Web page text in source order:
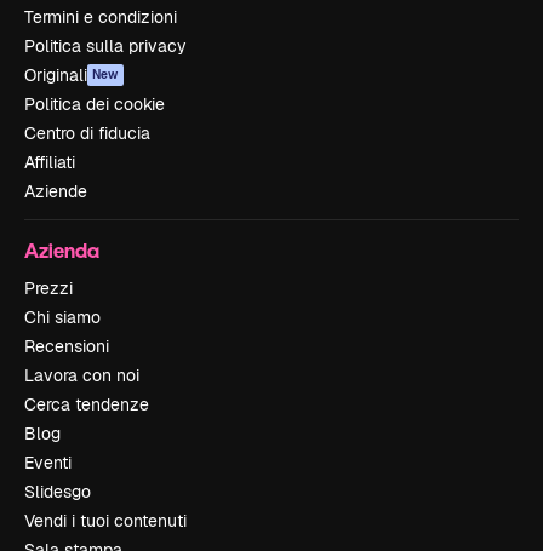
Termini e condizioni
Politica sulla privacy
Originali New
Politica dei cookie
Centro di fiducia
Affiliati
Aziende
Azienda
Prezzi
Chi siamo
Recensioni
Lavora con noi
Cerca tendenze
Blog
Eventi
Slidesgo
Vendi i tuoi contenuti